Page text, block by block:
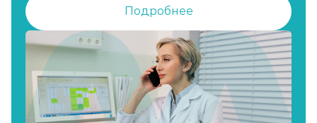
Подробнее